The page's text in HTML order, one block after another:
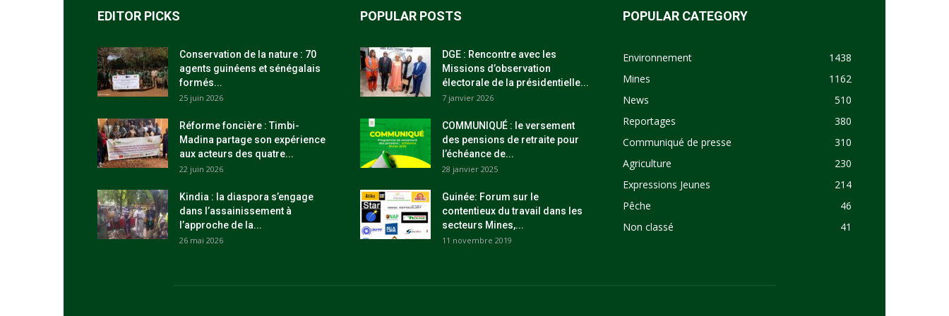
EDITOR PICKS
Conservation de la nature : 70
agents guinéens et sénégalais
formés...
25 juin 2026
Réforme foncière : Timbi-
Madina partage son expérience
aux acteurs des quatre...
22 juin 2026
Kindia : la diaspora s’engage
dans l’assainissement à
l’approche de la...
26 mai 2026
POPULAR POSTS
DGE : Rencontre avec les
Missions d’observation
électorale de la présidentielle...
7 janvier 2026
COMMUNIQUÉ : le versement
des pensions de retraite pour
l’échéance de...
28 janvier 2025
Guinée: Forum sur le
contentieux du travail dans les
secteurs Mines,...
11 novembre 2019
POPULAR CATEGORY
Environnement
1438
Mines
1162
News
510
Reportages
380
Communiqué de presse
310
Agriculture
230
Expressions Jeunes
214
Pêche
46
Non classé
41